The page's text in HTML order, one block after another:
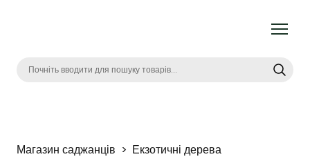
Магазин саджанців Екзотичні дерева